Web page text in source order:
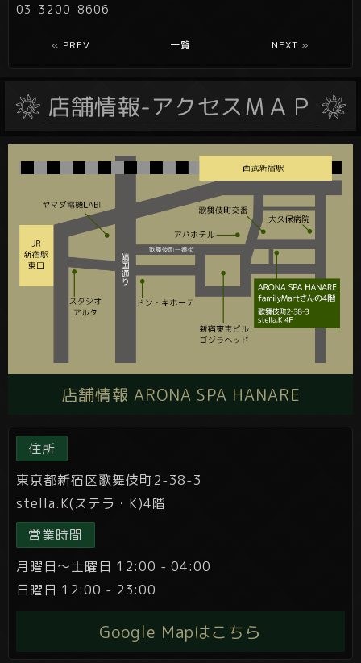
03-3200-8606
« PREV 一覧 NEXT »
店舗情報 ARONA SPA HANARE
住所
東京都新宿区歌舞伎町2-38-3
stella.K(ステラ・K)4階
営業時間
月曜日～土曜日 12:00 - 04:00
日曜日 12:00 - 23:00
Google Mapはこちら